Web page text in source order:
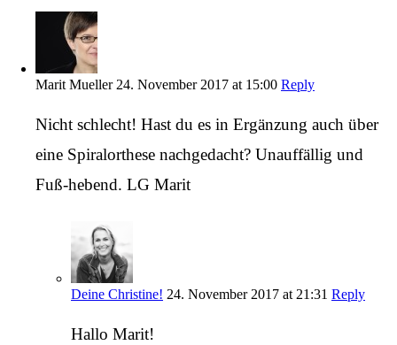
Marit Mueller 24. November 2017 at 15:00 Reply
Nicht schlecht! Hast du es in Ergänzung auch über
eine Spiralorthese nachgedacht? Unauffällig und
Fuß-hebend. LG Marit
Deine Christine! 24. November 2017 at 21:31 Reply
Hallo Marit!